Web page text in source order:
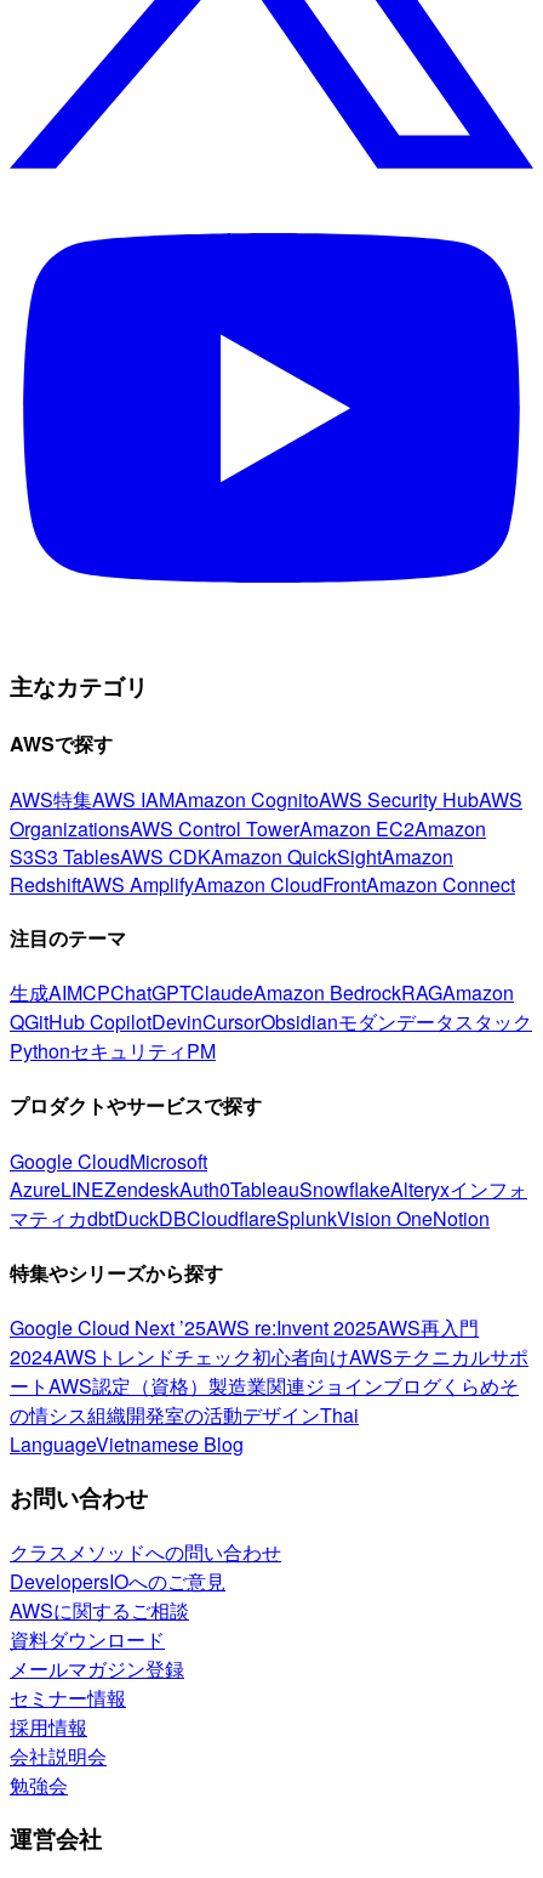
主なカテゴリ
AWSで探す
AWS特集AWS IAMAmazon CognitoAWS Security HubAWS
OrganizationsAWS Control TowerAmazon EC2Amazon
S3S3 TablesAWS CDKAmazon QuickSightAmazon
RedshiftAWS AmplifyAmazon CloudFrontAmazon Connect
注目のテーマ
生成AIMCPChatGPTClaudeAmazon BedrockRAGAmazon
QGitHub CopilotDevinCursorObsidianモダンデータスタック
PythonセキュリティPM
プロダクトやサービスで探す
Google CloudMicrosoft
AzureLINEZendeskAuth0TableauSnowflakeAlteryxインフォ
マティカdbtDuckDBCloudflareSplunkVision OneNotion
特集やシリーズから探す
Google Cloud Next ’25AWS re:Invent 2025AWS再入門
2024AWSトレンドチェック初心者向けAWSテクニカルサポ
ートAWS認定（資格） 製造業関連ジョインブログくらめそ
の情シス組織開発室の活動デザインThai
LanguageVietnamese Blog
お問い合わせ
クラスメソッドへの問い合わせ
DevelopersIOへのご意見
AWSに関するご相談
資料ダウンロード
メールマガジン登録
セミナー情報
採用情報
会社説明会
勉強会
運営会社